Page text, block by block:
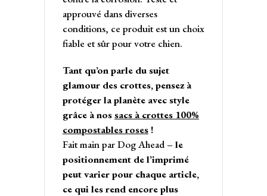
approuvé dans diverses
conditions, ce produit est un choix
fiable et sûr pour votre chien.
Tant qu’on parle du sujet
glamour des crottes, pensez à
protéger la planète avec style
grâce à nossacs à crottes 100%
compostables roses !
Fait main par Dog Ahead – le
positionnement de l’imprimé
peut varier pour chaque article,
ce qui les rend encore plus